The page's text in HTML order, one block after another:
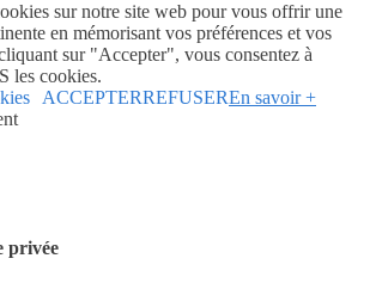
sur notre site web pour vous offrir une
en mémorisant vos préférences et vos
sur "Accepter", vous consentez à
les cookies.
ACCEPTERREFUSEREn savoir +
privée